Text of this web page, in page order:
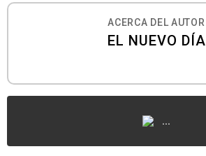
ACERCA DEL AUTOR
EL NUEVO DÍA
...